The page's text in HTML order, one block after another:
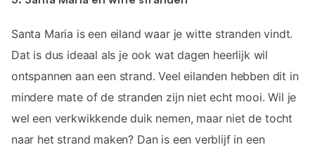
Santa Maria is een eiland waar je witte stranden vindt.
Dat is dus ideaal als je ook wat dagen heerlijk wil
ontspannen aan een strand. Veel eilanden hebben dit in
mindere mate of de stranden zijn niet echt mooi. Wil je
wel een verkwikkende duik nemen, maar niet de tocht
naar het strand maken? Dan is een verblijf in een